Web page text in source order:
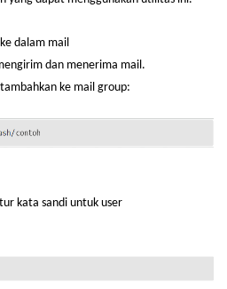
ke dalam mail
dan menerima mail.
ke mail group:
kata sandi untuk user